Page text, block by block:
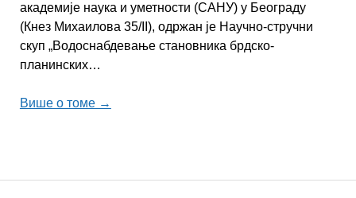
академије наука и уметности (САНУ) у Београду
(Кнез Михаилова 35/II), одржан је Научно-стручни
скуп „Водоснабдевање становника брдско-
планинских…
Више о томе →